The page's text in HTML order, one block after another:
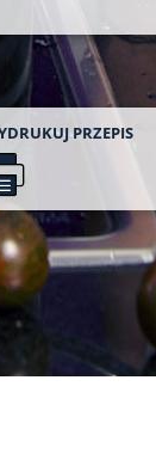
PRZEPIS